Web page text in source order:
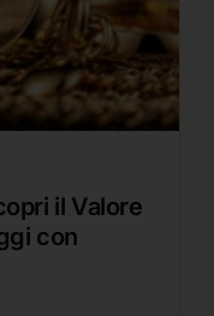
il Valore
con